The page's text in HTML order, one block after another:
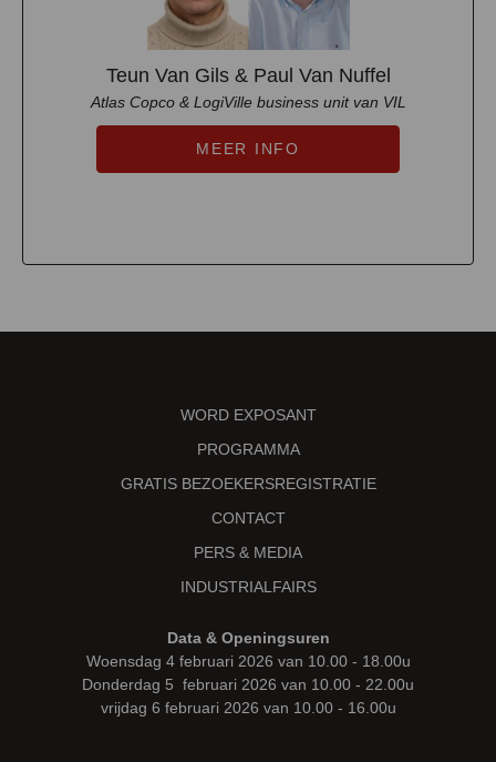
Teun Van Gils & Paul Van Nuffel
Atlas Copco & LogiVille business unit van VIL
MEER INFO
WORD EXPOSANT
PROGRAMMA
GRATIS BEZOEKERSREGISTRATIE
CONTACT
PERS & MEDIA
INDUSTRIALFAIRS
Data & Openingsuren
Woensdag 4 februari 2026 van 10.00 - 18.00u
Donderdag 5 februari 2026 van 10.00 - 22.00u
vrijdag 6 februari 2026 van 10.00 - 16.00u